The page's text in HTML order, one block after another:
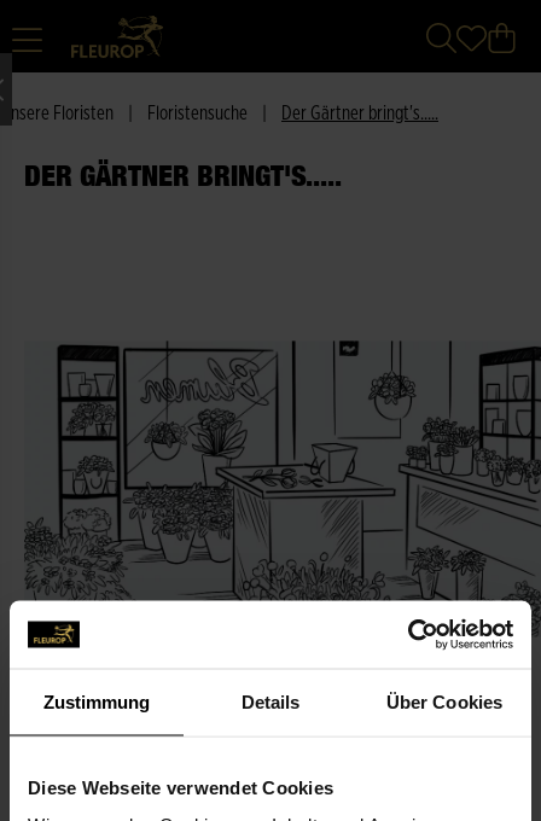
Zustimmung Details Über Cookies
Diese Webseite verwendet Cookies
Unsere Floristen Floristensuche Der Gärtner bringt's.....
DER GÄRTNER BRINGT'S.....
KONTAKT